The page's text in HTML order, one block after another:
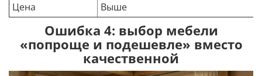
Цена
Выше
Ошибка 4: выбор мебели
«попроще и подешевле» вместо
качественной